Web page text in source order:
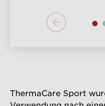
ThermaCare Sport